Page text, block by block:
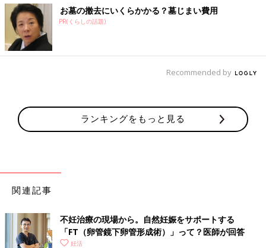
お墓の撤去にいくらかかる？墓じまい費用
PR(くらしの話題)
Recommended by
ランキングをもっと見る
関連記事
不妊治療の現場から。自然妊娠をサポートする
「FT（卵管鏡下卵管形成術）」って？医師が回答
妊活